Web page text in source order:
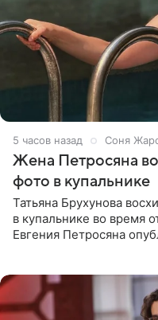
5 часов назад Соня
Жена Петросяна
фото в купальнике
Татьяна Брухунова
в купальнике во время
Евгения Петросяна